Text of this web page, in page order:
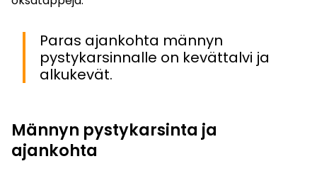
Paras ajankohta männyn
pystykarsinnalle on kevättalvi ja
alkukevät.
Männyn pystykarsinta ja
ajankohta